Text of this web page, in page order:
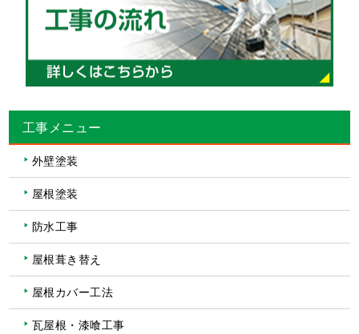
工事メニュー
外壁塗装
屋根塗装
防水工事
屋根葺き替え
屋根カバー工法
瓦屋根・漆喰工事